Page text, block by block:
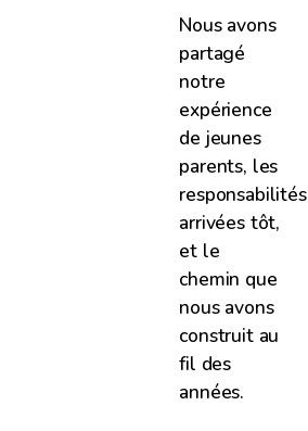
Nous avons
partagé
notre
expérience
de jeunes
parents, les
responsabilités
arrivées tôt,
et le
chemin que
nous avons
construit au
fil des
années.